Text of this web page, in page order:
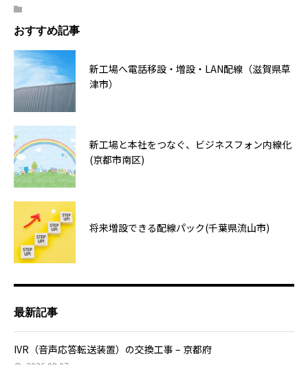
おすすめ記事
新工場へ電話移設・増設・LAN配線（滋賀県草
津市）
新工場と本社をつなぐ、ビジネスフォン内線化
(京都市南区)
将来増設できる配線パック(千葉県流山市)
最新記事
IVR（音声応答転送装置）の交換工事 – 京都府